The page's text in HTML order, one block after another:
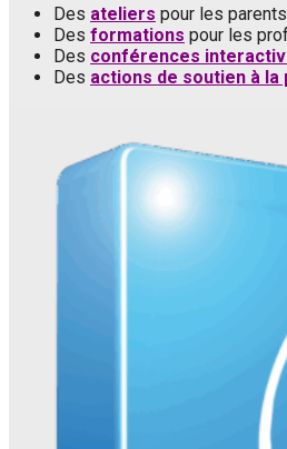
Des ateliers pour les parents
Des formations pour les
Des conférences
Des actions de soutien à la